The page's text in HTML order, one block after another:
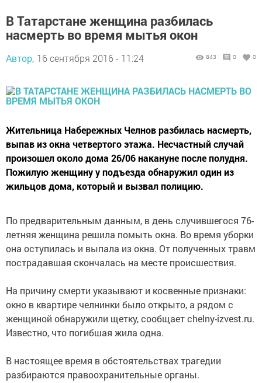
В Татарстане женщина разбилась
насмерть во время мытья окон
Автор, 16 сентября 2016 - 11:24 843 0 0
Жительница Набережных Челнов разбилась насмерть,
выпав из окна четвертого этажа. Несчастный случай
произошел около дома 26/06 накануне после полудня.
Пожилую женщину у подъезда обнаружил один из
жильцов дома, который и вызвал полицию.
По предварительным данным, в день случившегося 76-
летняя женщина решила помыть окна. Во время уборки
она оступилась и выпала из окна. От полученных травм
пострадавшая скончалась на месте происшествия.
На причину смерти указывают и косвенные признаки:
окно в квартире челнинки было открыто, а рядом с
женщиной обнаружили щетку, сообщает chelny-izvest.ru.
Известно, что погибшая жила одна.
В настоящее время в обстоятельствах трагедии
разбираются правоохранительные органы.